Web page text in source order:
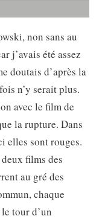
non sans au
j’avais été assez
doutais d’après la
n’y serait plus.
avec le film de
la rupture. Dans
elles sont rouges.
films des
au gré des
chaque
tour d’un